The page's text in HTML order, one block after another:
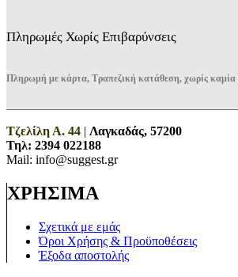
Πληρωμές Χωρίς Επιβαρύνσεις
Πληρωμή με κάρτα, Τραπεζική κατάθεση, χωρίς καμία
Τζελίλη Α. 44 | Λαγκαδάς, 57200
Τηλ: 2394 022188
Mail: info@suggest.gr
ΧΡΗΣΙΜΑ
Σχετικά με εμάς
Όροι Χρήσης & Προϋποθέσεις
Έξοδα αποστολής